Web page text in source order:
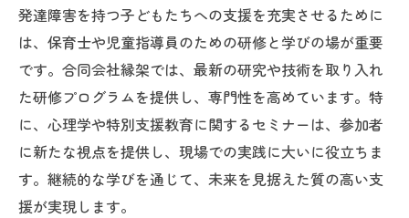
発達障害を持つ子どもたちへの支援を充実させるために
は、保育士や児童指導員のための研修と学びの場が重要
です。合同会社縁架では、最新の研究や技術を取り入れ
た研修プログラムを提供し、専門性を高めています。特
に、心理学や特別支援教育に関するセミナーは、参加者
に新たな視点を提供し、現場での実践に大いに役立ちま
す。継続的な学びを通じて、未来を見据えた質の高い支
援が実現します。